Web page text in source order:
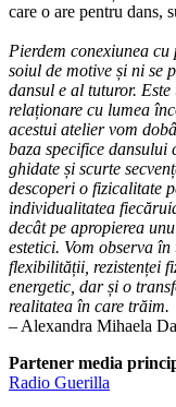
care o are pentru dans,
Pierdem conexiunea
soiul de motive și ni se
dansul e al tuturor.
relaționare cu lumea
acestui atelier vom
baza specifice
ghidate și scurte
descoperi o fizicalitate
individualitatea
decât pe apropierea
estetici. Vom observa
flexibilității, rezistenței
energetic, dar și o
realitatea în care trăim.
– Alexandra Mihaela
Partener media
Radio Guerilla